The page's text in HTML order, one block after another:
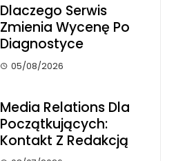
Dlaczego Serwis
Zmienia Wycenę Po
Diagnostyce
05/08/2026
Media Relations Dla
Początkujących:
Kontakt Z Redakcją